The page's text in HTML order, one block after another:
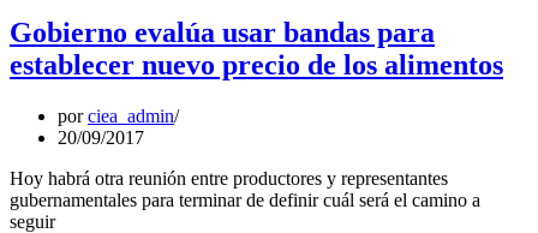
Gobierno evalúa usar bandas para
establecer nuevo precio de los alimentos
porciea_admin
20/09/2017
Hoy habrá otra reunión entre productores y representantes
gubernamentales para terminar de definir cuál será el camino a
seguir